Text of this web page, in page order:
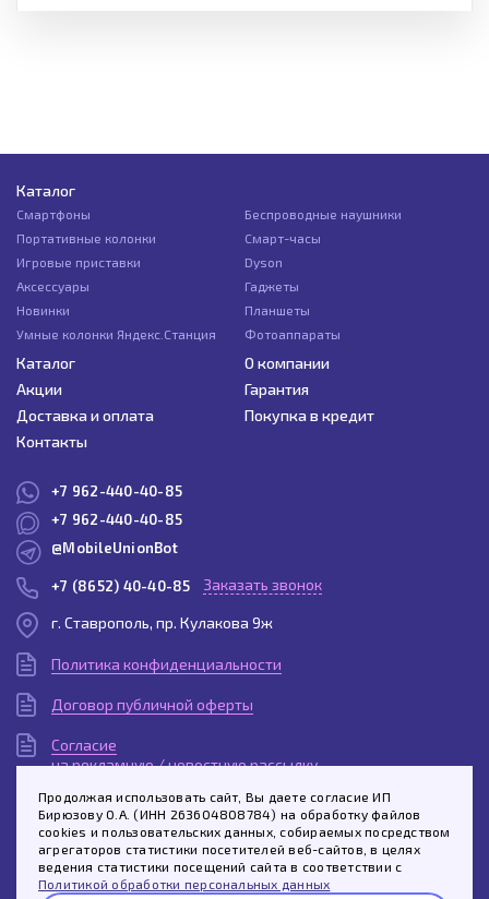
Продолжая использовать сайт, Вы даете согласие ИП
Бирюзову О.А. (ИНН 263604808784) на обработку файлов
cookies и пользовательских данных, собираемых посредством
агрегаторов статистики посетителей веб-сайтов, в целях
ведения статистики посещений сайта в соответствии с
Политикой обработки персональных данных
Спросить про этот товар
Каталог
Смартфоны
Беспроводные наушники
Портативные колонки
Смарт-часы
Игровые приставки
Dyson
Аксессуары
Гаджеты
Новинки
Планшеты
Умные колонки Яндекс.Станция
Фотоаппараты
Каталог
О компании
Акции
Гарантия
Доставка и оплата
Покупка в кредит
Контакты
+7 962-440-40-85
+7 962-440-40-85
@MobileUnionBot
+7 (8652) 40-40-85 Заказать звонок
г. Ставрополь, пр. Кулакова 9ж
Политика конфиденциальности
Договор публичной оферты
Согласие
на рекламную / новостную рассылку
Согласие
на обработку персональных данных
Пользовательское
соглашение